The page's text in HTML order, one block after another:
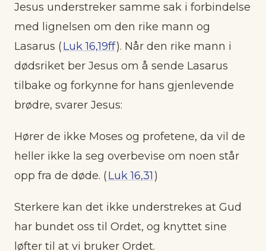
Jesus understreker samme sak i forbindelse
med lignelsen om den rike mann og
Lasarus (Luk 16,19ff). Når den rike mann i
dødsriket ber Jesus om å sende Lasarus
tilbake og forkynne for hans gjenlevende
brødre, svarer Jesus:
Hører de ikke Moses og profetene, da vil de
heller ikke la seg overbevise om noen står
opp fra de døde. (Luk 16,31 )
Sterkere kan det ikke understrekes at Gud
har bundet oss til Ordet, og knyttet sine
løfter til at vi bruker Ordet.